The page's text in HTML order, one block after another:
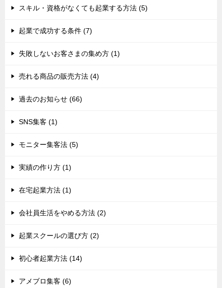
スキル・資格がなくても起業する方法 (5)
起業で成功する条件 (7)
失敗しないお客さまの集め方 (1)
売れる商品の販売方法 (4)
過去のお知らせ (66)
SNS集客 (1)
モニター集客法 (5)
実績の作り方 (1)
在宅起業方法 (1)
会社員生活をやめる方法 (2)
起業スクールの選び方 (2)
初心者起業方法 (14)
アメブロ集客 (6)